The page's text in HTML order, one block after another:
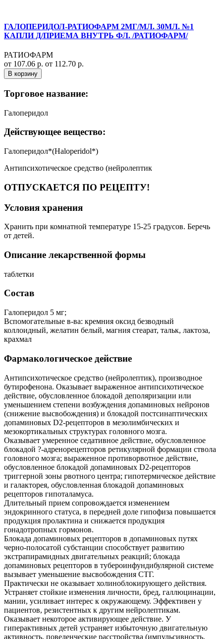
ГАЛОПЕРИДОЛ-РАТИОФАРМ 2МГ/МЛ. 30МЛ. №1
КАПЛИ Д/ПРИЕМА ВНУТРЬ ФЛ. /РАТИОФАРМ/
РАТИОФАРМ
от 107.06 р. от 112.70 р.
В корзину
Торговое название:
Галоперидол
Действующее вещество:
Галоперидол*(Haloperidol*)
Антипсихотическое средство (нейролептик
ОТПУСКАЕТСЯ ПО РЕЦЕПТУ!
Условия хранения
Хранить при комнатной температуре 15-25 градусов. Беречь
от детей.
Описание лекарственной формы
таблетки
Состав
Галоперидол 5 мг;
Вспомогательные в-ва: кремния оксид безводный
коллоидный, желатин белый, магния стеарат, тальк, лактоза,
крахмал
Фармакологическое действие
Антипсихотическое средство (нейролептик), производное
бутирофенона. Оказывает выраженное антипсихотическое
действие, обусловленное блокадой деполяризации или
уменьшением степени возбуждения допаминовых нейронов
(снижение высвобождения) и блокадой постсинаптических
допаминовых D2-рецепторов в мезолимбических и
мезокортикальных структурах головного мозга.
Оказывает умеренное седативное действие, обусловленное
блокадой ?-адренорецепторов ретикулярной формации ствола
головного мозга; выраженное противорвотное действие,
обусловленное блокадой допаминовых D2-рецепторов
триггерной зоны рвотного центра; гипотермическое действие
и галакторея, обусловленная блокадой допаминовых
рецепторов гипоталамуса.
Длительный прием сопровождается изменением
эндокринного статуса, в передней доле гипофиза повышается
продукция пролактина и снижается продукция
гонадотропных гормонов.
Блокада допаминовых рецепторов в допаминовых путях
черно-полосатой субстанции способствует развитию
экстрапирамидных двигательных реакций; блокада
допаминовых рецепторов в тубероинфундибулярной системе
вызывает уменьшение высвобождения СТГ.
Практически не оказывает холиноблокирующего действия.
Устраняет стойкие изменения личности, бред, галлюцинации,
мании, усиливает интерес к окружающему. Эффективен у
пациентов, резистентных к другим нейролептикам.
Оказывает некоторое активирующее действие. У
гиперактивных детей устраняет избыточную двигательную
активность, поведенческие расстройства (импульсивность,